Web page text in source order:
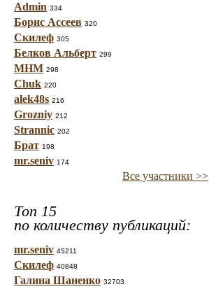
Admin 334
Борис Ассеев 320
Скилеф 305
Белков Альберт 299
МНМ 298
Chuk 220
alek48s 216
Grozniy 212
Strannic 202
Брат 198
mr.seniv 174
Все участники >>
Топ 15
по количеству публикаций:
mr.seniv 45211
Скилеф 40848
Галина Шаненко 32703